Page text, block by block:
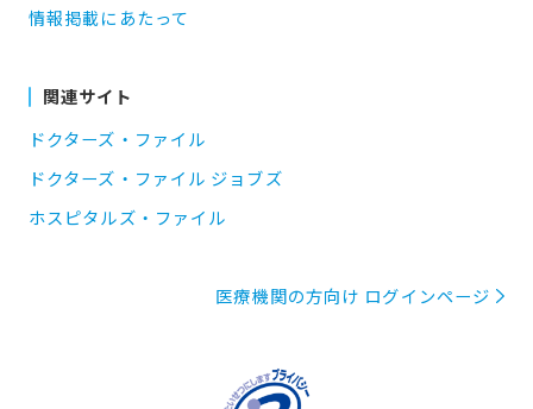
情報掲載にあたって
関連サイト
ドクターズ・ファイル
ドクターズ・ファイル ジョブズ
ホスピタルズ・ファイル
医療機関の方向け ログインページ